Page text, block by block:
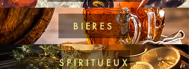
BIERES
SPIRITUEUX